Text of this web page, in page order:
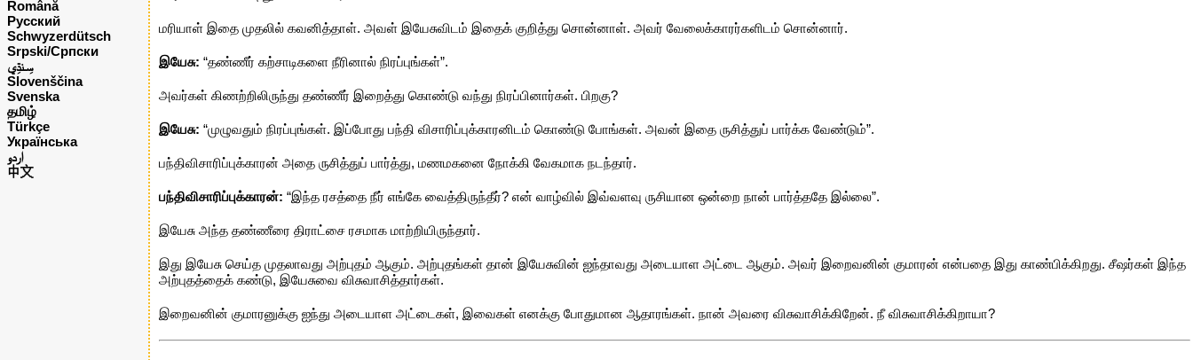
Română
Русский
Schwyzerdütsch
Srpski/Српски
Slovenščina
Svenska
தமிழ்
Türkçe
Українська
اردو
中文
மரியாள் இதை முதலில் கவனித்தாள். அவள் இயேசுவிடம் இதைக் குறித்து சொன்னாள். அவர் வேலைக்காரர்களிடம் சொன்னார்.
இயேசு: “தண்ணீர் கற்சாடிகளை நீரினால் நிரப்புங்கள்”.
அவர்கள் கிணற்றிலிருந்து தண்ணீர் இறைத்து கொண்டு வந்து நிரப்பினார்கள். பிறகு?
இயேசு: “முழுவதும் நிரப்புங்கள். இப்போது பந்தி விசாரிப்புக்காரனிடம் கொண்டு போங்கள். அவன் இதை ருசித்துப் பார்க்க வேண்டும்”.
பந்திவிசாரிப்புக்காரன் அதை ருசித்துப் பார்த்து, மணமகனை நோக்கி வேகமாக நடந்தார்.
பந்திவிசாரிப்புக்காரன்: “இந்த ரசத்தை நீர் எங்கே வைத்திருந்தீர்? என் வாழ்வில் இவ்வளவு ருசியான ஒன்றை நான் பார்த்ததே இல்லை”.
இயேசு அந்த தண்ணீரை திராட்சை ரசமாக மாற்றியிருந்தார்.
இது இயேசு செய்த முதலாவது அற்புதம் ஆகும். அற்புதங்கள் தான் இயேசுவின் ஐந்தாவது அடையாள அட்டை ஆகும். அவர் இறைவனின் குமாரன் என்பதை இது காண்பிக்கிறது. சீஷர்கள் இந்த
அற்புதத்தைக் கண்டு, இயேசுவை விசுவாசித்தார்கள்.
இறைவனின் குமாரனுக்கு ஐந்து அடையாள அட்டைகள், இவைகள் எனக்கு போதுமான ஆதாரங்கள். நான் அவரை விசுவாசிக்கிறேன். நீ விசுவாசிக்கிறாயா?